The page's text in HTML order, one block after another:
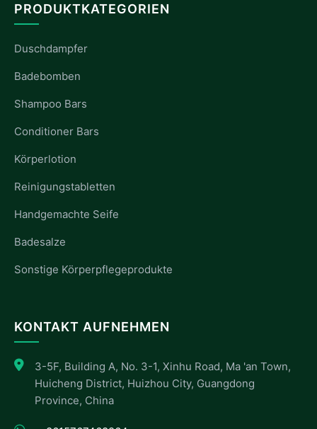
PRODUKTKATEGORIEN
Duschdampfer
Badebomben
Shampoo Bars
Conditioner Bars
Körperlotion
Reinigungstabletten
Handgemachte Seife
Badesalze
Sonstige Körperpflegeprodukte
KONTAKT AUFNEHMEN
3-5F, Building A, No. 3-1, Xinhu Road, Ma 'an Town,
Huicheng District, Huizhou City, Guangdong
Province, China